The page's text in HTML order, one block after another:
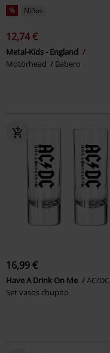
% Niños
12,74 €
Metal-Kids - England
Motörhead
Babero
16,99 €
Have A Drink On Me
AC/DC
Set vasos chupito